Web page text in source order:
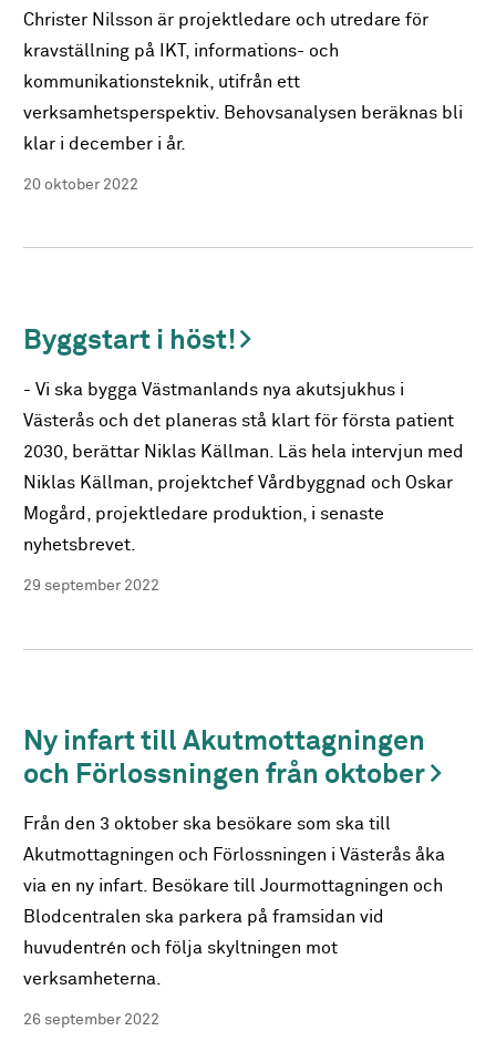
Christer Nilsson är projektledare och utredare för
kravställning på IKT, informations- och
kommunikationsteknik, utifrån ett
verksamhetsperspektiv. Behovsanalysen beräknas bli
klar i december i år.
20 oktober 2022
Byggstart i höst!
- Vi ska bygga Västmanlands nya akutsjukhus i
Västerås och det planeras stå klart för första patient
2030, berättar Niklas Källman. Läs hela intervjun med
Niklas Källman, projektchef Vårdbyggnad och Oskar
Mogård, projektledare produktion, i senaste
nyhetsbrevet.
29 september 2022
Ny infart till Akutmottagningen
och Förlossningen från oktober
Från den 3 oktober ska besökare som ska till
Akutmottagningen och Förlossningen i Västerås åka
via en ny infart. Besökare till Jourmottagningen och
Blodcentralen ska parkera på framsidan vid
huvudentrén och följa skyltningen mot
verksamheterna.
26 september 2022